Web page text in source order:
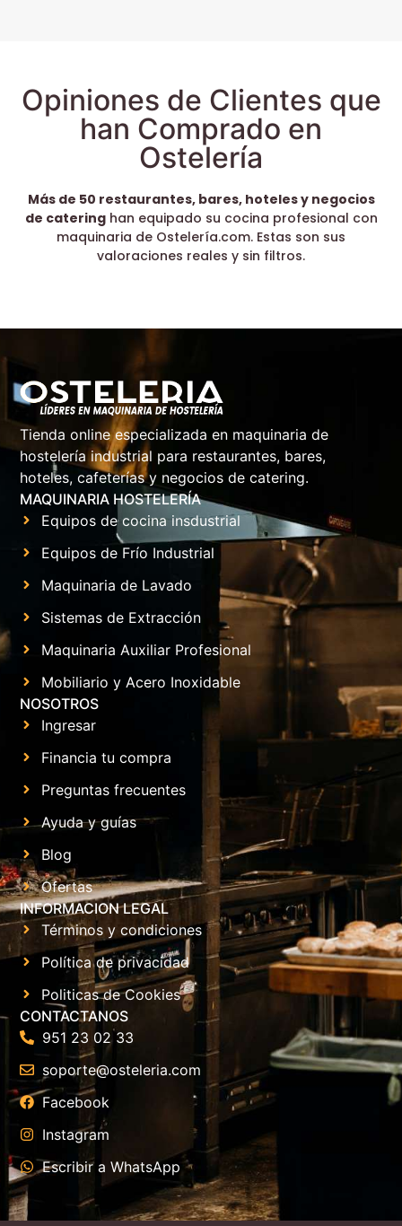
Opiniones de Clientes que
han Comprado en
Ostelería
Más de 50 restaurantes, bares, hoteles y negocios
de cateringhan equipado su cocina profesional con
maquinaria de Ostelería.com. Estas son sus
valoraciones reales y sin filtros.
Tienda online especializada en maquinaria de
hostelería industrial para restaurantes, bares,
hoteles, cafeterías y negocios de catering.
MAQUINARIA HOSTELERÍA
Equipos de cocina insdustrial
Equipos de Frío Industrial
Maquinaria de Lavado
Sistemas de Extracción
Maquinaria Auxiliar Profesional
Mobiliario y Acero Inoxidable
NOSOTROS
Ingresar
Financia tu compra
Preguntas frecuentes
Ayuda y guías
Blog
Ofertas
INFORMACION LEGAL
Términos y condiciones
Política de privacidad
Politicas de Cookies
CONTACTANOS
951 23 02 33
soporte@osteleria.com
Facebook
Instagram
Escribir a WhatsApp